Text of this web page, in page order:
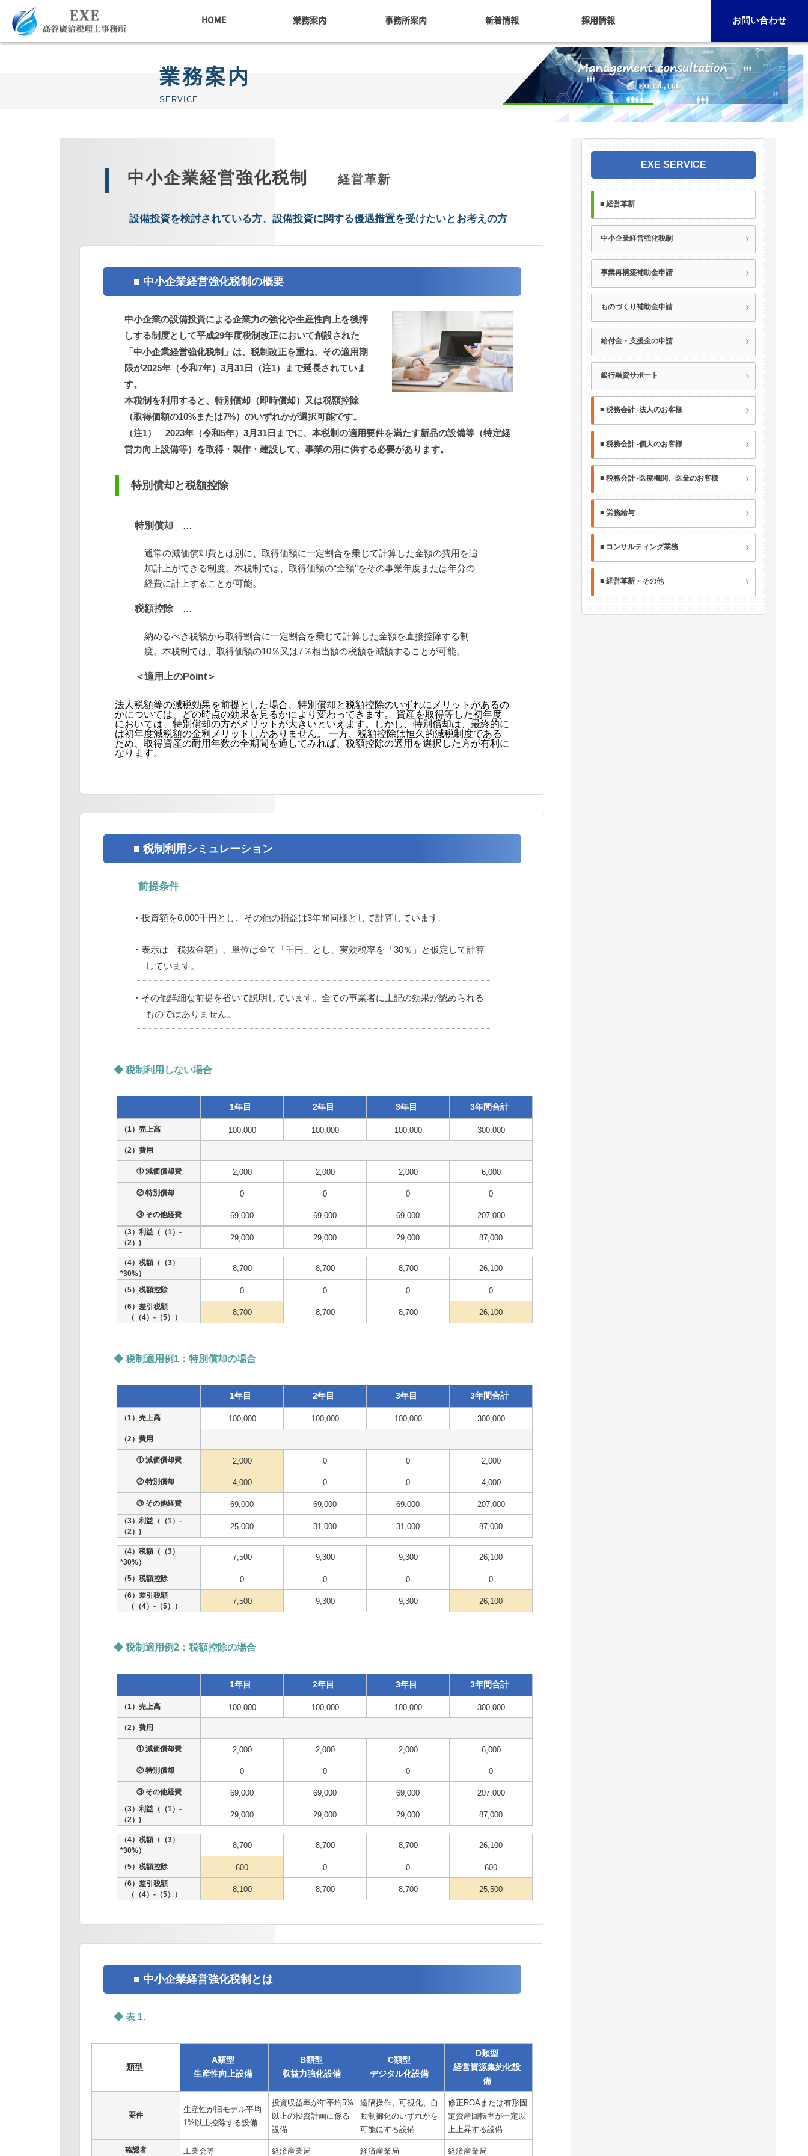
HOME 業務案内 事務所案内 新着情報 採用情報 お問い合わせ
業務案内
S E RV IC E
EXE SERVICE
■ 経営革新
中小企業経営強化税制
事業再構築補助金申請
ものづくり補助金申請
給付金・支援金の申請
銀行融資サポート
■ 税務会計 -法人のお客様
■ 税務会計 -個人のお客様
■ 税務会計 -医療機関、医業のお客様
■ 労務給与
■ コンサルティング業務
■ 経営革新・その他
中小企業経営強化税制 経営革新
設備投資を検討されている方、 設備投資に関する優遇措置を受けたいとお考え の方
■ 中小企業経営強化税制の概要
中小企業の設備投資による企業力の強化や生産性向上を後押
しする制度として平成29年度税制改正において創設された
「中小企業経営強化税制」は、税制改正を重ね、その適用期
限が2025年（令和7年）3月31日（注1）まで延長されていま
す。
本税制を利用すると、特別償却（即時償却）又は税額控除
（取得価額の10%または7%）のいずれかが選択可能です。
（注1） 2023年（令和5年）3月31日までに、本税制の適用要件を満たす新品の設備等（特定経
営力向上設備等）を取得・製作・建設して、事業の用に供する必要があります。
特別償却と税額控除
特別償却 …
通常の減価償却費とは別に、取得価額に一定割合を乗じて計算した金額の費用を追
加計上ができる制度。本税制では、取得価額の“全額”をその事業年度または年分の
経費に計上することが可能。
税額控除 …
納めるべき税額から取得割合に一定割合を乗じて計算した金額を直接控除する制
度。本税制では、取得価額の10％又は7％相当額の税額を減額することが可能。
＜適用上のPoint＞
法人税額等の減税効果を前提とした場合、特別償却と税額控除のいずれにメリットがあるの
かについては、どの時点の効果を見るかにより変わってきます。 資産を取得等した初年度
においては、特別償却の方がメリットが大きいといえます。しかし、特別償却は、最終的に
は初年度減税額の金利メリットしかありません。 一方、税額控除は恒久的減税制度である
ため、取得資産の耐用年数の全期間を通してみれば、税額控除の適用を選択した方が有利に
なります。
■ 税制利用シミュレーション
前提条件
・投資額を6,000千円とし、その他の損益は3年間同様として計算しています。
・表示は「税抜金額」、単位は全て「千円」とし、実効税率を「30％」と仮定して計算
しています。
・その他詳細な前提を省いて説明しています。全ての事業者に上記の効果が認められる
ものではありません。
◆ 税制利用しない場合
1年目 2年目 3年目 3年間合計
（1）売上高 100,000 100,000 100,000 300,000
（2）費用
① 減価償却費 2,000 2,000 2,000 6,000
② 特別償却 0 0 0 0
③ その他経費 69,000 69,000 69,000 207,000
（3）利益（（1）-
（2）)
29,000 29,000 29,000 87,000
（4）税額（（3）
*30%）
8,700 8,700 8,700 26,100
（5）税額控除 0 0 0 0
（6）差引税額
（（4）-（5））
8,700 8,700 8,700 26,100
◆ 税制適用例1：特別償却の場合
1年目 2年目 3年目 3年間合計
（1）売上高 100,000 100,000 100,000 300,000
（2）費用
① 減価償却費 2,000 0 0 2,000
② 特別償却 4,000 0 0 4,000
③ その他経費 69,000 69,000 69,000 207,000
（3）利益（（1）-
（2）)
25,000 31,000 31,000 87,000
（4）税額（（3）
*30%）
7,500 9,300 9,300 26,100
（5）税額控除 0 0 0 0
（6）差引税額
（（4）-（5））
7,500 9,300 9,300 26,100
◆ 税制適用例2：税額控除の場合
1年目 2年目 3年目 3年間合計
（1）売上高 100,000 100,000 100,000 300,000
（2）費用
① 減価償却費 2,000 2,000 2,000 6,000
② 特別償却 0 0 0 0
③ その他経費 69,000 69,000 69,000 207,000
（3）利益（（1）-
（2）)
29,000 29,000 29,000 87,000
（4）税額（（3）
*30%）
8,700 8,700 8,700 26,100
（5）税額控除 600 0 0 600
（6）差引税額
（（4）-（5））
8,100 8,700 8,700 25,500
■ 中小企業経営強化税制とは
◆ 表 1.
類型
A類型
生産性向上設備
B類型
収益力強化設備
C類型
デジタル化設備
D類型
経営資源集約化設
備
要件
生産性が旧モデル平均
1%以上控除する設備
投資収益率が年平均5%
以上の投資計画に係る
設備
遠隔操作、可視化、自
動制御化のいずれかを
可能にする設備
修正ROAまたは有形固
定資産回転率が一定以
上上昇する設備
確認者 工業会等 経済産業局 経済産業局 経済産業局